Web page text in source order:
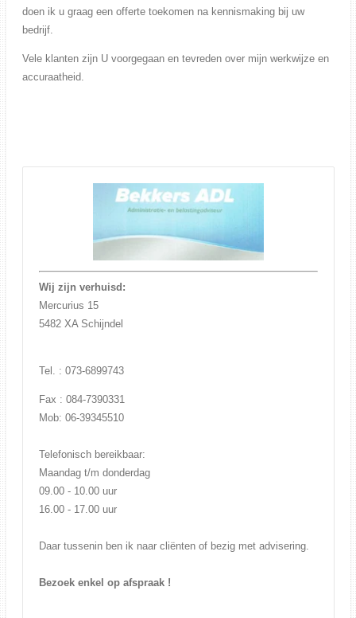
doen ik u graag een offerte toekomen na kennismaking bij uw
bedrijf.
Vele klanten zijn U voorgegaan en tevreden over mijn werkwijze en
accuraatheid.
Wij zijn verhuisd:
Mercurius 15
5482 XA Schijndel
Tel. : 073-6899743
Fax : 084-7390331
Mob: 06-39345510
Telefonisch bereikbaar:
Maandag t/m donderdag
09.00 - 10.00 uur
16.00 - 17.00 uur
Daar tussenin ben ik naar cliënten of bezig met advisering.
Bezoek enkel op afspraak !